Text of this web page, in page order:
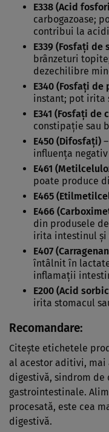
E338 (Acid
carbogazoase;
contribui la
E339 (Fosfați de
brânzeturi
dezechilibre
E340 (Fosfați de
instant; pot irita
E341 (Fosfați de
constipație sau
E450 (Difosfați)
influența
E461
poate produce
E465
E466
din produsele
irita intestinul și
E407
întâlnit în
inflamații
E200 (Acid
irita stomacul
Recomandare:
Citește etichetele
al acestor aditivi,
digestivă, sindrom
gastrointestinale.
procesată, este cea
digestivă.